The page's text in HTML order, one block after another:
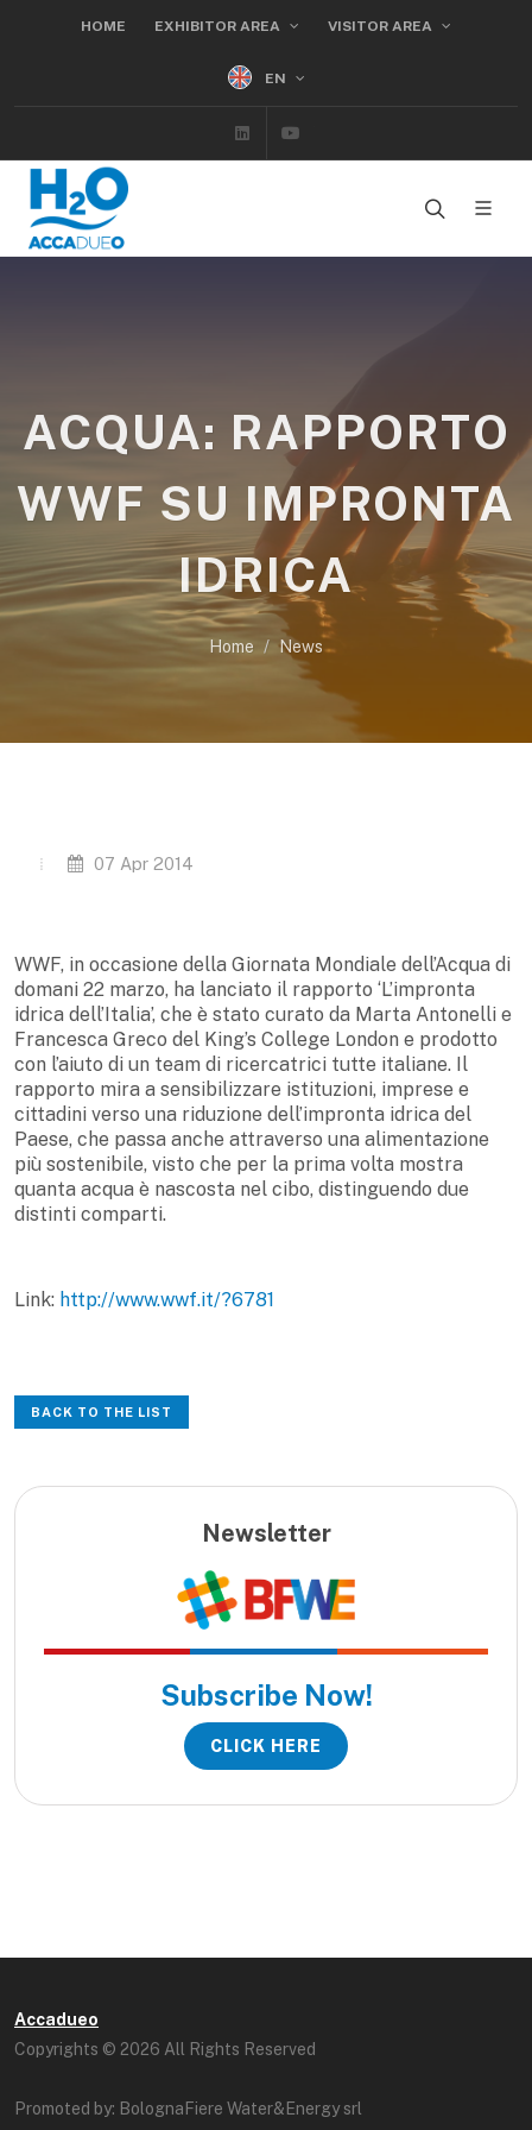
HOME EXHIBITOR AREA VISITOR AREA
EN
Linkedin
ACQUA: RAPPORTO
WWF SU IMPRONTA
IDRICA
Home News
07 Apr 2014
WWF, in occasione della Giornata Mondiale dell’Acqua di
domani 22 marzo, ha lanciato il rapporto ‘L’impronta
idrica dell’Italia’, che è stato curato da Marta Antonelli e
Francesca Greco del King’s College London e prodotto
con l’aiuto di un team di ricercatrici tutte italiane. Il
rapporto mira a sensibilizzare istituzioni, imprese e
cittadini verso una riduzione dell’impronta idrica del
Paese, che passa anche attraverso una alimentazione
più sostenibile, visto che per la prima volta mostra
quanta acqua è nascosta nel cibo, distinguendo due
distinti comparti.
Link: http://www.wwf.it/?6781
BACK TO THE LIST
Newsletter
Subscribe Now!
CLICK HERE
Accadueo
Copyrights © 2026 All Rights Reserved
Promoted by: BolognaFiere Water&Energy srl